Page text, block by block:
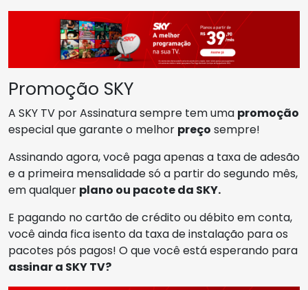
Promoção SKY
A SKY TV por Assinatura sempre tem uma promoção
especial que garante o melhor preço sempre!
Assinando agora, você paga apenas a taxa de adesão
e a primeira mensalidade só a partir do segundo mês,
em qualquer plano ou pacote da SKY.
E pagando no cartão de crédito ou débito em conta,
você ainda fica isento da taxa de instalação para os
pacotes pós pagos! O que você está esperando para
assinar a SKY TV?